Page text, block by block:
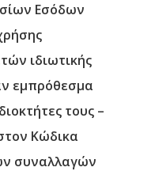
Εσόδων
ιδιωτικής
εμπρόθεσμα
τους –
Κώδικα
συναλλαγών